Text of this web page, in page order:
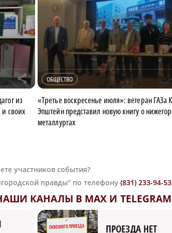
r
из
своих
ОБЩЕСТВО
«Третье воскресенье июля»: ветеран ГАЗа
Эпштейн представил новую книгу о
металлургах
участников события?
правды" по телефону (831) 233-94-53
КАНАЛЫ В MAX И
ПРОЕЗДА НЕТ